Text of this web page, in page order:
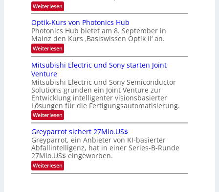
k
e
W
a
c
h
s
u
i
m
e
r
s
t
e
n
H
a
l
b
j
a
H
e
r
a
e
u
s
-
S
e
n
a
r
Weiterlesen:
K
-
E
i
n
s
t
n
m
m
t
i
n
d
e
r
D
A
C
H
Optik-Kurs von Photonics Hub
Photonics Hub bietet am 8. September in
Mainz den Kurs ‚Basiswissen Optik II‘ an.
Weiterlesen:
O
p
t
k
-
K
u
r
s
v
o
n
P
h
o
t
o
Mitsubishi Electric und Sony starten Joint
Venture
Mitsubishi Electric und Sony Semiconductor
Solutions gründen ein Joint Venture zur
Entwicklung intelligenter visionsbasierter
Lösungen für die Fertigungsautomatisierung.
Weiterlesen:
M
t
s
u
b
i
s
h
Greyparrot sichert 27Mio.US$
Greyparrot, ein Anbieter von KI-basierter
Abfallintelligenz, hat in einer Series-B-Runde
27Mio.US$ eingeworben.
Weiterlesen:
G